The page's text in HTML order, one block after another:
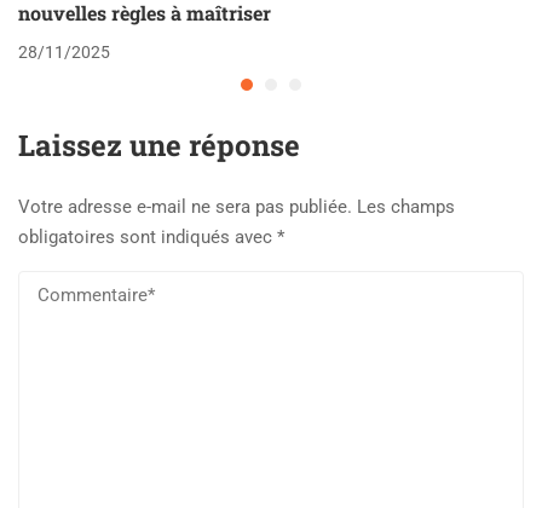
nouvelles règles à maîtriser
28/11/2025
Laissez une réponse
Votre adresse e-mail ne sera pas publiée. Les champs
obligatoires sont indiqués avec *